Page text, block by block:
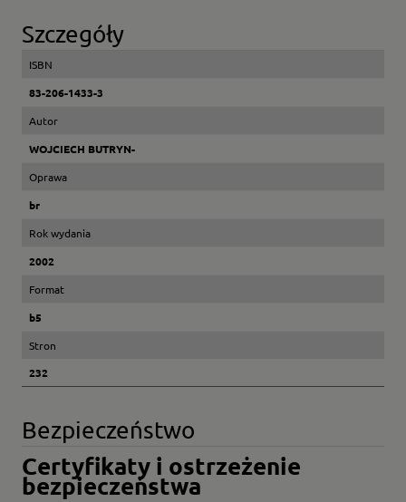
Szczegóły
ISBN
83-206-1433-3
Autor
WOJCIECH BUTRYN-
Oprawa
br
Rok wydania
2002
Format
b5
Stron
232
Bezpieczeństwo
Certyfikaty i ostrzeżenie
bezpieczeństwa